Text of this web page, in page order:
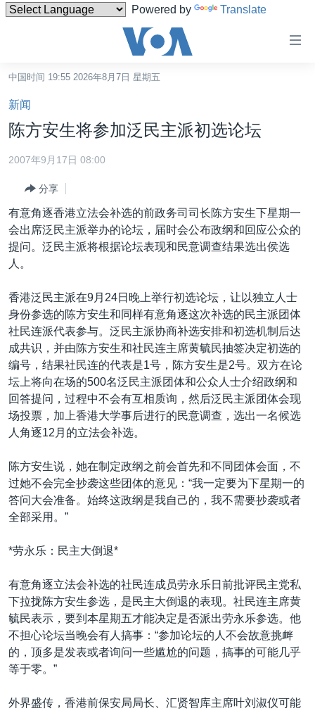
Powered by Translate
碍
链
接
跳
转
转
到
导
航
转
检
索
港澳
国际
最新国际新闻
印太
中东
欧洲
非洲
美洲
全球议题
分类新闻
经济·金融·贸易
人权·法律·宗教
科教·文娱·体健
军事
劳工
环境
美中关系
热点专题
白宫要闻
国会报道
美中关系
美国建国250周年
埃博拉疫情
重要讲话与声明
台海两岸关系
南中国海争端
关注西藏
GEN Z 看美国
VOA视频
VOA今日焦点
中文广播
关注我们
其他语言网站
中国时间 19:55 2026年8月7日 星期五
新闻
陈方安生将参加泛民主派初选论坛
2007年9月17日 08:00
分享
有意角逐香港立法会补选的前政务司司长陈方安生下星期一
会出席泛民主派举办的论坛，届时会公布政纲和回应公众的
提问。泛民主派将根据论坛表现和民意调查结果选出侯选
人。
香港泛民主派在9月24日晚上举行初选论坛，让以独立人士
身份参选的陈方安生和同样有意角逐这次补选的民主派团体
社民连派代表参与。泛民主派协商补选安排和初选机制后达
成共识，并由陈方安生和社民连主席黄毓民抽签决定初选的
编号，结果社民连的代表是1号，陈方安生是2号。双方在论
坛上将向在场的500名泛民主派团体和公众人士介绍政纲和
回答提问，过程中不会有互相质询，然后泛民主派团体会现
场投票，加上香港大学事后进行的民意调查，选出一名候选
人角逐12月的立法会补选。
陈方安生说，她在制定政纲之前会首先和不同团体会面，不
过她不会完全抄袭这些团体的意见：“我一定要为下星期一的
答问大会准备。始终这政纲是我自己的，我不需要抄袭或者
全部采用。”
*劳永乐：民主大倒退*
有意角逐立法会补选的社民连成员劳永乐日前批评民主党私
下拉拢陈方安生参选，是民主大倒退的表现。社民连主席黄
毓民表示，要到本星期五才能决定是否派出劳永乐参选。他
不担心论坛当晚会有人搞事：“参加论坛的人不会故意挑衅
的，顶多是发表或者询问一些尴尬的问题，搞事的可能几乎
等于零。”
外界盛传，香港前保安局局长、汇贤智库主席叶刘淑仪可能